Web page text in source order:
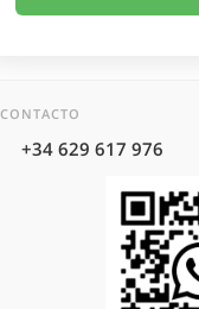
CONTACTO
+34 629 617 976